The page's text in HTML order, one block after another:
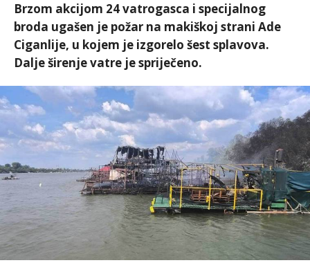
Brzom akcijom 24 vatrogasca i specijalnog
broda ugašen je požar na makiškoj strani Ade
Ciganlije, u kojem je izgorelo šest splavova.
Dalje širenje vatre je spriječeno.